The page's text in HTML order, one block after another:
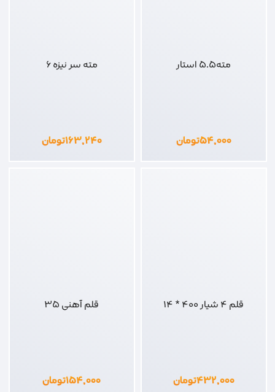
مته5.5 استار
۵۴,۰۰۰تومان
مته سر نیزه 6
۱۶۳,۲۴۰تومان
قلم 4 شیار 400 * 14
۴۳۲,۰۰۰تومان
قلم آهنی 35
۱۵۴,۰۰۰تومان